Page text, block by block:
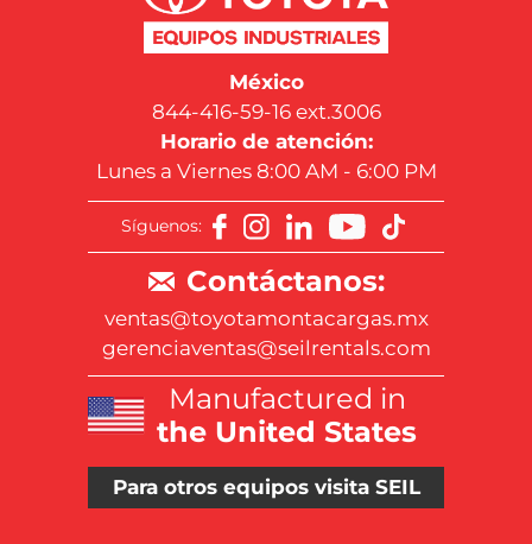
México
844-416-59-16 ext.3006
Horario de atención:
Lunes a Viernes 8:00 AM - 6:00 PM
Síguenos:
Contáctanos:
ventas@toyotamontacargas.mx
gerenciaventas@seilrentals.com
Manufactured in
the United States
Para otros equipos visita SEIL